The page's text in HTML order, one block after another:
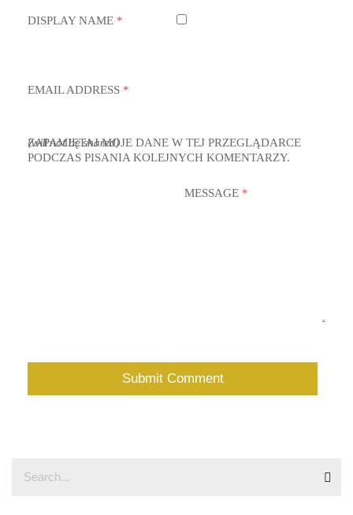
DISPLAY NAME *
EMAIL ADDRESS *
(will not be shared)
ZAPAMIĘTAJ MOJE DANE W TEJ PRZEGLĄDARCE
PODCZAS PISANIA KOLEJNYCH KOMENTARZY.
MESSAGE *